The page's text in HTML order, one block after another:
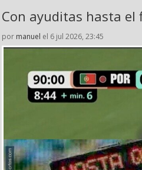
Con ayuditas hasta el
por manuel el 6 jul 2026, 23:45